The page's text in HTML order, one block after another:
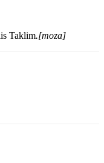
Taklim.[moza]